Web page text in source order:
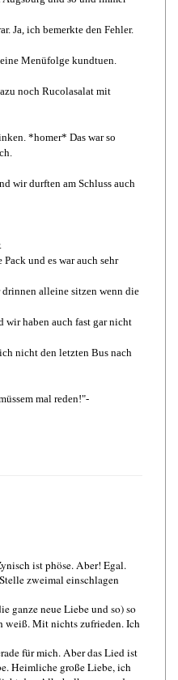
Ja, ich bemerkte den Fehler.
Menüfolge kundtuen.
noch Rucolasalat mit
*homer* Das war so
wir durften am Schluss auch
und es war auch sehr
alleine sitzen wenn die
wir haben auch fast gar nicht
nicht den letzten Bus nach
mal reden!"-
ist phöse. Aber! Egal.
zweimal einschlagen
ganze neue Liebe und so) so
weiß. Mit nichts zufrieden. Ich
für mich. Aber das Lied ist
Heimliche große Liebe, ich